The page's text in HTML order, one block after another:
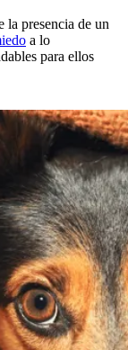
la presencia de un
a lo
para ellos